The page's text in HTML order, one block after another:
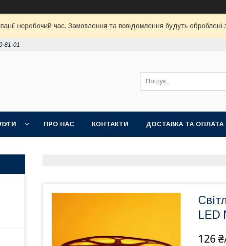
неробочий час. Замовлення та повідомлення будуть
81-01
ПРО НАС КОНТАКТИ ДОСТАВКА ТА ОПЛАТА
LED
126